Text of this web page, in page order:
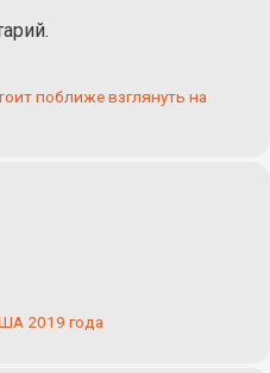
поближе взглянуть на
2019 года